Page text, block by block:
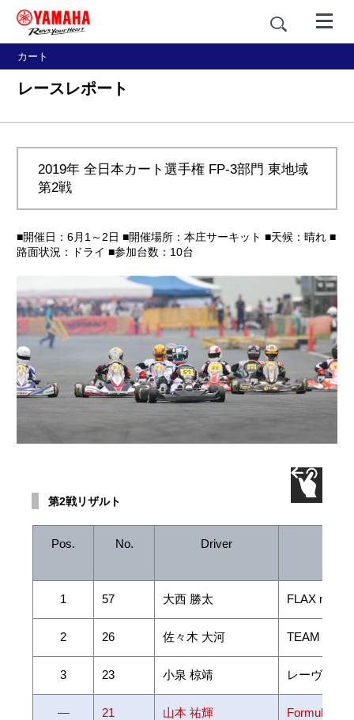
カート
レースレポート
2019年 全日本カート選手権 FP-3部門 東地域
第2戦
■開催日：6月1～2日 ■開催場所：本庄サーキット ■天候：晴れ ■
路面状況：ドライ ■参加台数：10台
第2戦リザルト
Pos. No. Driver
1 57 大西 勝太 FLAX
2 26 佐々木 大河 TEAM
3 23 小泉 椋靖 レーヴRT
― 21 山本 祐輝 Formule